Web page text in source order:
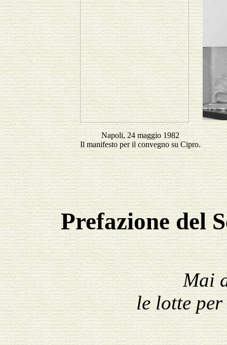
Napoli, 24 maggio 1982
Il manifesto per il convegno su Cipro.
Prefazione del
Mai
le lotte